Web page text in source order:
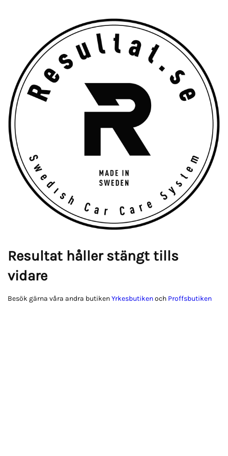
Resultat håller stängt tills
vidare
Besök gärna våra andra butikenYrkesbutikenoch Proffsbutiken